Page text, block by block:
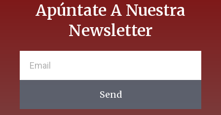
Apúntate A Nuestra
Newsletter
Send